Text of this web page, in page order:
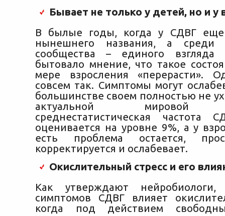
Бывает не только у детей, но и у
В былые годы, когда у СДВГ
нынешнего названия, а среди
сообщества – единого взгляда
бытовало мнение, что такое
мере взросления «перерасти».
совсем так. Симптомы могут
большинстве своем полностью не
актуальной мировой
среднестатистическая частота
оценивается на уровне 9%, а у
есть проблема остается,
корректируется и ослабевает.
Окислительный стресс и его
Как утверждают
симптомов СДВГ влияет
когда под действием